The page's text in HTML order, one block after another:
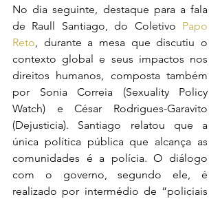
No dia seguinte, destaque para a fala
de Raull Santiago, do Coletivo Papo
Reto, durante a mesa que discutiu o
contexto global e seus impactos nos
direitos humanos, composta também
por Sonia Correia (Sexuality Policy
Watch) e César Rodrigues-Garavito
(Dejusticia). Santiago relatou que a
única política pública que alcança as
comunidades é a polícia. O diálogo
com o governo, segundo ele, é
realizado por intermédio de “policiais